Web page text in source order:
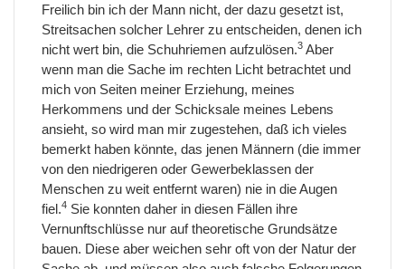
Freilich bin ich der Mann nicht, der dazu gesetzt ist,
Streitsachen solcher Lehrer zu entscheiden, denen ich
nicht wert bin, die Schuhriemen aufzulösen.3 Aber
wenn man die Sache im rechten Licht betrachtet und
mich von Seiten meiner Erziehung, meines
Herkommens und der Schicksale meines Lebens
ansieht, so wird man mir zugestehen, daß ich vieles
bemerkt haben könnte, das jenen Männern (die immer
von den niedrigeren oder Gewerbeklassen der
Menschen zu weit entfernt waren) nie in die Augen
fiel.4 Sie konnten daher in diesen Fällen ihre
Vernunftschlüsse nur auf theoretische Grundsätze
bauen. Diese aber weichen sehr oft von der Natur der